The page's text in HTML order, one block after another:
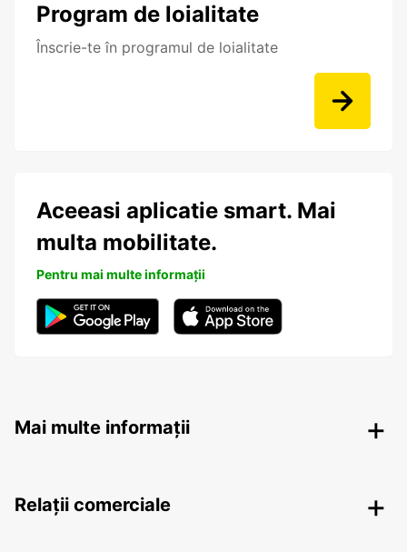
Program de loialitate
Înscrie-te în programul de loialitate
Aceeasi aplicatie smart. Mai
multa mobilitate.
Pentru mai multe informații
Mai multe informații
Relații comerciale